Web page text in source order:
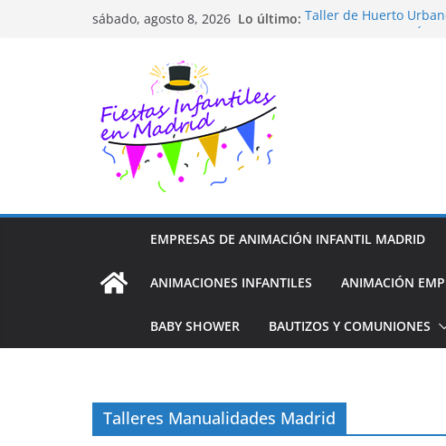
sábado, agosto 8, 2026 Lo último: Taller de Huerto
EMPRESAS DE ANIMACIÓN INFANTIL MADRID
ANIMACIONES INFANTILES ANIMACIÓN
BABY SHOWER BAUTIZOS Y COMUNIONES
Talleres Manualidades Madrid